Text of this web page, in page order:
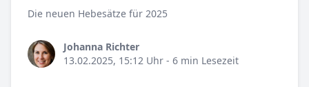
Die neuen Hebesätze für 2025
Johanna Richter
13.02.2025, 15:12 Uhr - 6 min Lesezeit